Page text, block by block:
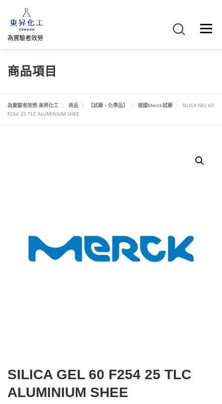
為實驗者效勞
選單
首頁 關於我們
網路商店 直購專區 詢價車、購物車/會員
商品項目
為實驗者效勞-東昇化工 商品 【試藥、化學品】 德國Merck試藥
SILICA GEL 60
F254 25 TLC ALUMINIUM SHEE
SILICA GEL 60 F254 25 TLC
ALUMINIUM SHEE